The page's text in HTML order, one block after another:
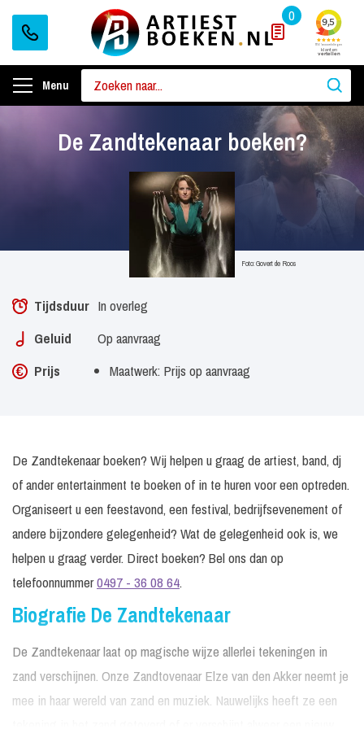
0
Menu
De Zandtekenaar boeken?
Foto: Govert de Roos
Tijdsduur In overleg
Geluid
Op aanvraag
Prijs
Maatwerk: Prijs op aanvraag
De Zandtekenaar boeken? Wij helpen u graag de artiest, band, dj
of ander entertainment te boeken of in te huren voor een optreden.
Organiseert u een feestavond, een festival, bedrijfsevenement of
andere bijzondere gelegenheid? Wat de gelegenheid ook is, we
helpen u graag verder. Direct boeken? Bel ons dan op
telefoonnummer0497 - 36 08 64.
Biografie De Zandtekenaar
De Zandtekenaar laat op magische wijze allerlei tekeningen in
zand verschijnen. Onze Zandtovenaar Elze van den Akker neemt je
mee in haar wereld van zand en muziek. Nauwelijks heeft ze een